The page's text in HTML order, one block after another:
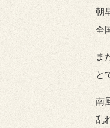
朝
全
ま
と
南
乱